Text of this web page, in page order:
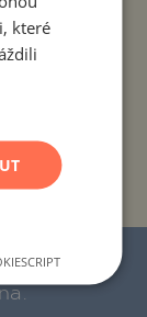
s.r.o.
FRENCH
POLISH
CZECH
které